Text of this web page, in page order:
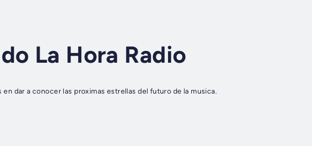
La Hora Radio
en dar a conocer las proximas estrellas del futuro de la musica.